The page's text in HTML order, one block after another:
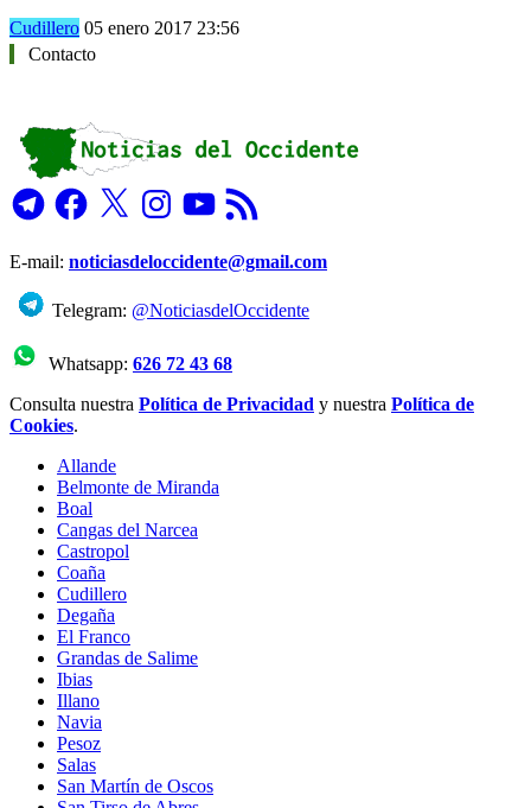
Cudillero 05 enero 2017 23:56
Contacto
TelegramFacebook
X InstagramYouTube
Feed
RSS
E-mail: noticiasdeloccidente@gmail.com
Telegram: @NoticiasdelOccidente
Whatsapp: 626 72 43 68
Consulta nuestra Política de Privacidad y nuestra Política de
Cookies.
Allande
Belmonte de Miranda
Boal
Cangas del Narcea
Castropol
Coaña
Cudillero
Degaña
El Franco
Grandas de Salime
Ibias
Illano
Navia
Pesoz
Salas
San Martín de Oscos